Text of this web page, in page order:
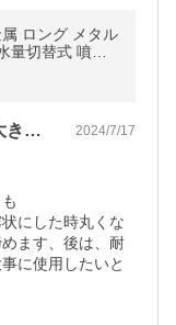
ロング メタル
量切替式 噴射
ング 庭 盆栽
思っていたより丈夫そうなのと、大きさも… 2024/7/17
にした時丸くな
ます、後は、耐
に使用したいと